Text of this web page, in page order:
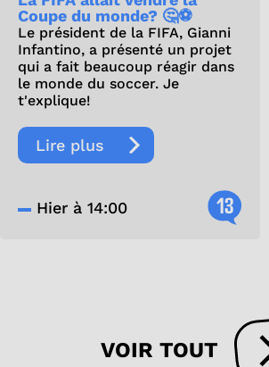
Coupe du monde? 🤔⚽
Le président de la FIFA, Gianni
Infantino, a présenté un projet
qui a fait beaucoup réagir dans
le monde du soccer. Je
t'explique!
Lire plus
Hier à 14:00 13
VOIR TOUT